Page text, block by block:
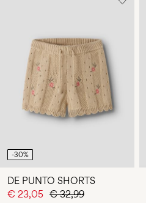
-30%
DE PUNTO SHORTS
€ 23,05 € 32,99